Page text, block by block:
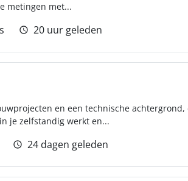
metingen met...
20 uur geleden
en een technische
je zelfstandig werkt en...
24 dagen geleden